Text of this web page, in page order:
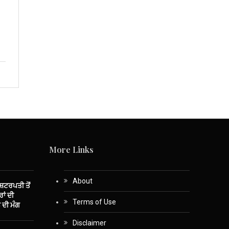
ਤੋਂ
ਦੀ
ਮੰਗ
More Links
About
Terms of Use
Disclaimer